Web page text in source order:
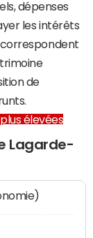
dépenses
les intérêts
correspondent
de
élevées
Lagarde-